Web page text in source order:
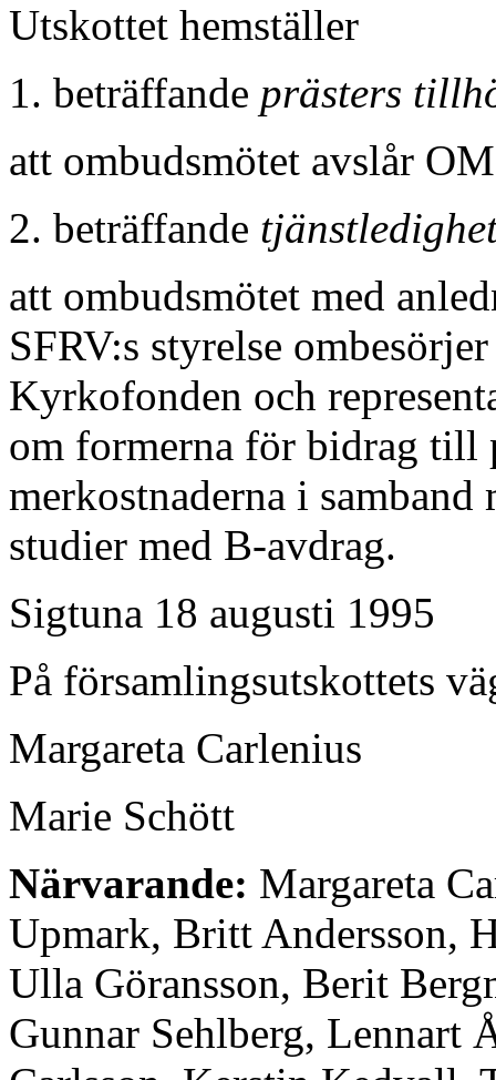
Utskottet hemställer
1. beträffande prästers
att ombudsmötet avslår
2. beträffande
att ombudsmötet med
SFRV:s styrelse
Kyrkofonden och
om formerna för bidrag till
merkostnaderna i
studier med B-avdrag.
Sigtuna 18 augusti 1995
På församlingsutskottets
Margareta Carlenius
Marie Schött
Närvarande: Margareta
Upmark, Britt Andersson,
Ulla Göransson, Berit
Gunnar Sehlberg, Lennart